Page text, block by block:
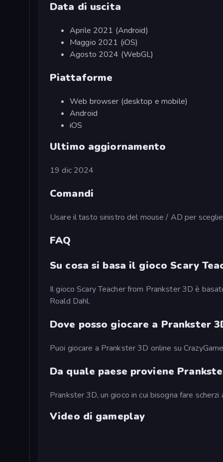
Data di uscita
Aprile 2021 (Android)
Maggio 2021 (iOS)
Agosto 2024 (WebGL)
Piattaforme
Web browser (desktop e mobile)
Android
iOS
Ultimo aggiornamento
19 dic 2024
Comandi
Usare il tasto sinistro del mouse / AD per
FAQ
Su cosa si basa il gioco Scary
Il gioco Scary Teacher from Prankster 3D è
Roald Dahl.
Dove posso giocare a Prankster
Puoi giocare a Prankster 3D online su
Da quale paese proviene
Prankster 3D, un gioco in cui bisogna fare
Video di gameplay